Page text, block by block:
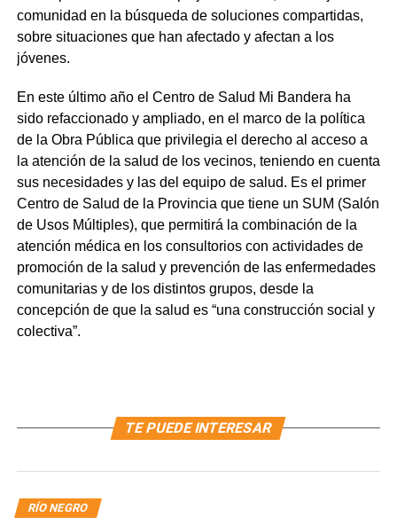
comunidad en la búsqueda de soluciones compartidas,
sobre situaciones que han afectado y afectan a los
jóvenes.
En este último año el Centro de Salud Mi Bandera ha
sido refaccionado y ampliado, en el marco de la política
de la Obra Pública que privilegia el derecho al acceso a
la atención de la salud de los vecinos, teniendo en cuenta
sus necesidades y las del equipo de salud. Es el primer
Centro de Salud de la Provincia que tiene un SUM (Salón
de Usos Múltiples), que permitirá la combinación de la
atención médica en los consultorios con actividades de
promoción de la salud y prevención de las enfermedades
comunitarias y de los distintos grupos, desde la
concepción de que la salud es “una construcción social y
colectiva”.
TE PUEDE INTERESAR
RÍO NEGRO